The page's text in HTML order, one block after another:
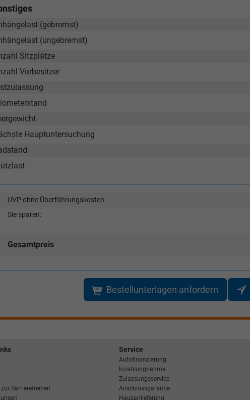
(gebremst)
(ungebremst)
Sitzplätze
Vorbesitzer
Hauptuntersuchung
UVP ohne Überführungskosten
Sie sparen:
Gesamtpreis
Bestellunterlagen anfordern
Barrierefreiheit
Service
Autofinanzierung
Inzahlungnahme
Zulassungsservice
Anschlussgarantie
Hausanlieferung